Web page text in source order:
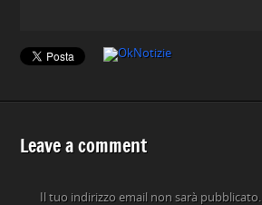
Leave a comment
Il tuo indirizzo email non sarà pubblicato.